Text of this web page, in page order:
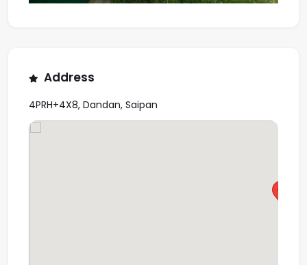
Address
4PRH+4X8, Dandan, Saipan